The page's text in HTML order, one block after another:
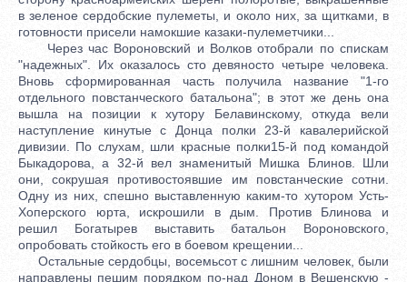
в зеленое сердобские пулеметы, и около них, за щитками, в
готовности присели намокшие казаки-пулеметчики...
Через час Вороновский и Волков отобрали по спискам
"надежных". Их оказалось сто девяносто четыре человека.
Вновь сформированная часть получила название "1-го
отдельного повстанческого батальона"; в этот же день она
вышла на позиции к хутору Белавинскому, откуда вели
наступление кинутые с Донца полки 23-й кавалерийской
дивизии. По слухам, шли красные полки15-й под командой
Быкадорова, а 32-й вел знаменитый Мишка Блинов. Шли
они, сокрушая противостоявшие им повстанческие сотни.
Одну из них, спешно выставленную каким-то хутором Усть-
Хоперского юрта, искрошили в дым. Против Блинова и
решил Богатырев выставить батальон Вороновского,
опробовать стойкость его в боевом крещении...
Остальные сердобцы, восемьсот с лишним человек, были
направлены пешим порядком по-над Доном в Вешенскую -